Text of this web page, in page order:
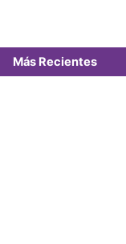
Más Recientes